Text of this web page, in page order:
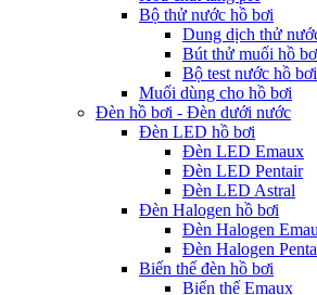
Bộ thử nước hồ bơi
Dung dịch thử
Bút thử muối hồ
Bộ test nước hồ bơi
Muối dùng cho hồ bơi
Đèn hồ bơi - Đèn dưới nước
Đèn LED hồ bơi
Đèn LED Emaux
Đèn LED Pentair
Đèn LED Astral
Đèn Halogen hồ bơi
Đèn Halogen
Đèn Halogen
Biến thế đèn hồ bơi
Biến thế Emaux